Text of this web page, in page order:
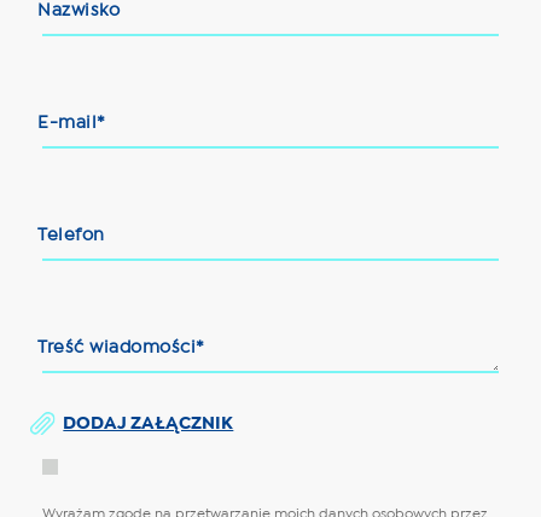
Nazwisko
E-mail*
Telefon
Treść wiadomości*
DODAJ ZAŁĄCZNIK